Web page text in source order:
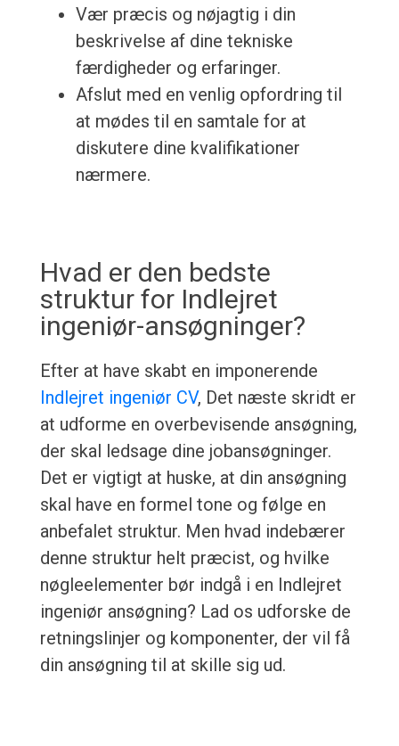
Vær præcis og nøjagtig i din
beskrivelse af dine tekniske
færdigheder og erfaringer.
Afslut med en venlig opfordring til
at mødes til en samtale for at
diskutere dine kvalifikationer
nærmere.
Hvad er den bedste
struktur for Indlejret
ingeniør-ansøgninger?
Efter at have skabt en imponerende
Indlejret ingeniør CV, Det næste skridt er
at udforme en overbevisende ansøgning,
der skal ledsage dine jobansøgninger.
Det er vigtigt at huske, at din ansøgning
skal have en formel tone og følge en
anbefalet struktur. Men hvad indebærer
denne struktur helt præcist, og hvilke
nøgleelementer bør indgå i en Indlejret
ingeniør ansøgning? Lad os udforske de
retningslinjer og komponenter, der vil få
din ansøgning til at skille sig ud.